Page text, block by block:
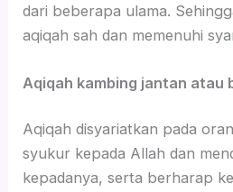
dari beberapa ulama.
aqiqah sah dan memenuhi
Aqiqah kambing jantan atau
Aqiqah disyariatkan pada
syukur kepada Allah dan
kepadanya, serta berharap